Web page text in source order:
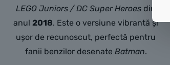
LEGO Juniors / DC Super Heroes din
anul2018. Este o versiune vibrantă și
ușor de recunoscut, perfectă pentru
fanii benzilor desenate Batman.